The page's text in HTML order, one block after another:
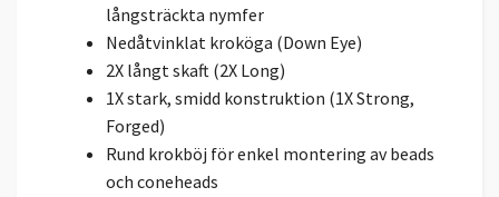
långsträckta nymfer
Nedåtvinklat kroköga (Down Eye)
2X långt skaft (2X Long)
1X stark, smidd konstruktion (1X Strong,
Forged)
Rund krokböj för enkel montering av beads
och coneheads